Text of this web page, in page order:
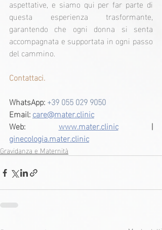
aspettative, e siamo qui per far parte di
questa esperienza trasformante,
garantendo che ogni donna si senta
accompagnata e supportata in ogni passo
del cammino.
Contattaci.
WhatsApp:+39 055 029 9050
Email:care@mater.clinic
Web: www.mater.clinic
ginecologia.mater.clinic
Gravidanza e Maternità